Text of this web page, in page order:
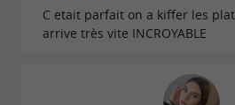
C etait parfait on a kiffer les
arrive très vite INCROYABLE